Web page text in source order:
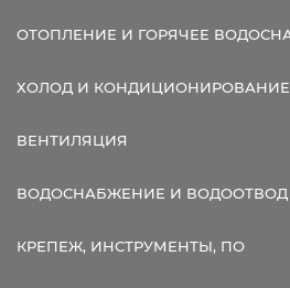
ОТОПЛЕНИЕ И ГОРЯЧЕЕ
ХОЛОД И КОНДИЦИОНИРОВАНИЕ
ВЕНТИЛЯЦИЯ
ВОДОСНАБЖЕНИЕ И ВОДООТВОД
КРЕПЕЖ, ИНСТРУМЕНТЫ, ПО